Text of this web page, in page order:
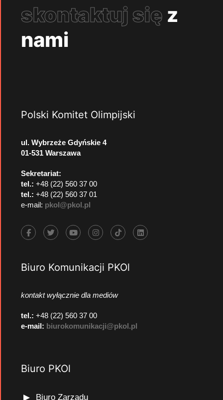
skontaktuj się z
nami
Polski Komitet Olimpijski
ul. Wybrzeże Gdyńskie 4
01-531 Warszawa
Sekretariat:
tel.: +48 (22) 560 37 00
tel.: +48 (22) 560 37 01
e-mail: pkol@pkol.pl
Biuro Komunikacji PKOl
kontakt wyłącznie dla mediów
tel.: +48 (22) 560 37 00
e-mail: biurokomunikacji@pkol.pl
Biuro PKOl
Biuro Zarządu